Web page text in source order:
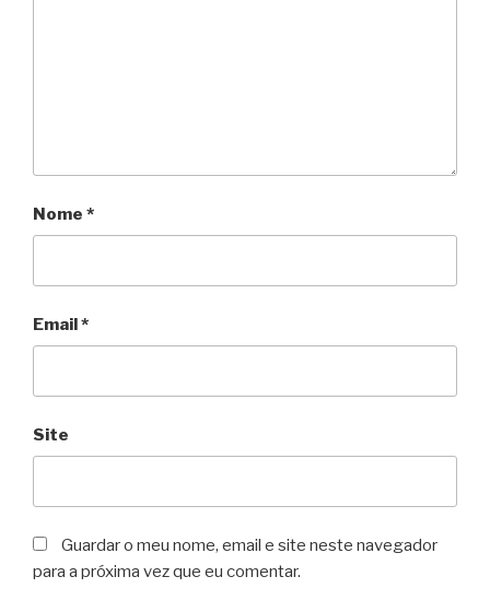
Nome *
Email*
Site
Guardar o meu nome, email e site neste navegador
para a próxima vez que eu comentar.